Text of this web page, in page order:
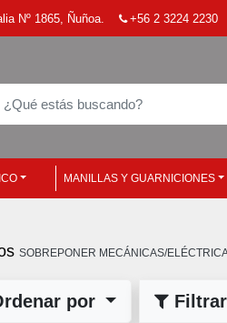
Nº 1865, Ñuñoa. +56 2 3224 2230
MANILLAS Y GUARNICIONES
SOBREPONER MECÁNICAS/
por Filtrar